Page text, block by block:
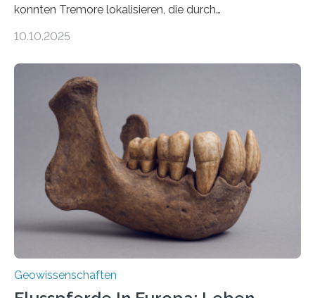
konnten Tremore lokalisieren, die durch
Vulkan? Was passiert in der Erde darunter? Wo
erzeugt durch Magma oder Gase, die sich durch
Schlote einen Weg nach oben bahnen? Jun.-Prof. Dr.
Miriam Christina Reiss, Vulkanseismologin an der
Johannes Gutenberg-Universität Mainz (JGU), und ihr
Team haben am Vulkan Oldoinyo Lengai in Tansania
solche Tremore lokalisiert. „Wir konnten die Tremore
nicht nur nachweisen, sondern ihren Ort in…
10.10.2025
Geowissenschaften